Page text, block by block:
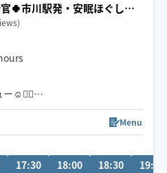
🍀市川駅発・安眠ほぐし＆
ー☺🙇‍♂️
トがオススメです🙇‍♂️
もみほぐし】と、【安眠オイ
夜はぐっすり眠りましょう
動🚴 終電までは東京23区も
Menu
17:30 18:00 18:30 19:00